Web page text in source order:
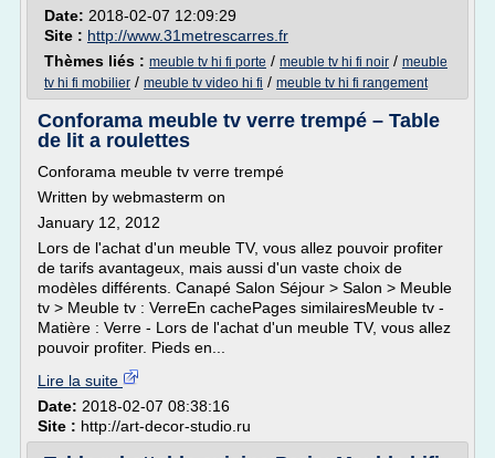
Date: 2018-02-07 12:09:29
Site : http://www.31metrescarres.fr
Thèmes liés : meuble tv hi fi porte / meuble tv hi fi noir / meuble
tv hi fi mobilier / meuble tv video hi fi / meuble tv hi fi rangement
Conforama meuble tv verre trempé – Table
de lit a roulettes
Conforama meuble tv verre trempé
Written by webmasterm on
January 12, 2012
Lors de l'achat d'un meuble TV, vous allez pouvoir profiter
de tarifs avantageux, mais aussi d'un vaste choix de
modèles différents. Canapé Salon Séjour > Salon > Meuble
tv > Meuble tv : VerreEn cachePages similairesMeuble tv -
Matière : Verre - Lors de l'achat d'un meuble TV, vous allez
pouvoir profiter. Pieds en...
Lire la suite
Date: 2018-02-07 08:38:16
Site : http://art-decor-studio.ru